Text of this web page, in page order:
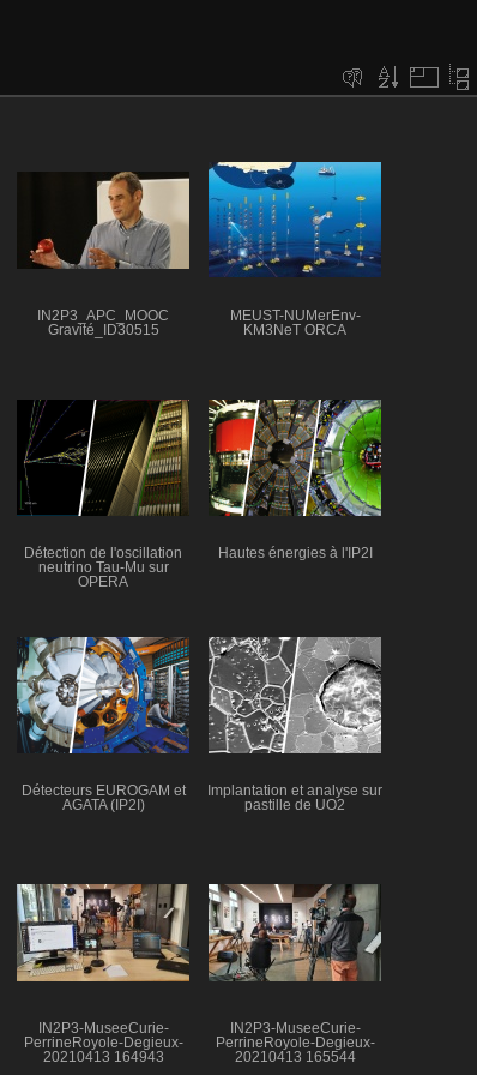
IN2P3_APC_MOOC
Gravité_ID30515
MEUST-NUMerEnv-
KM3NeT ORCA
Détection de l'oscillation
neutrino Tau-Mu sur
OPERA
Hautes énergies à l'IP2I
Détecteurs EUROGAM et
AGATA (IP2I)
Implantation et analyse sur
pastille de UO2
IN2P3-MuseeCurie-
PerrineRoyole-Degieux-
20210413 164943
IN2P3-MuseeCurie-
PerrineRoyole-Degieux-
20210413 165544